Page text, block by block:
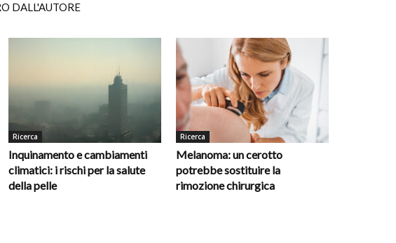
DALL'AUTORE
Ricerca
Inquinamento e cambiamenti
climatici: i rischi per la salute
della pelle
Ricerca
Melanoma: un cerotto
potrebbe sostituire la
rimozione chirurgica